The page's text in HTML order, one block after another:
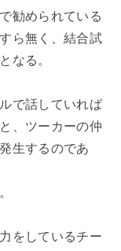
勧められている
ら無く、結合試
なる。
で話していれば
、ツーカーの仲
生するのであ
をしているチー